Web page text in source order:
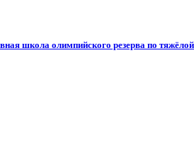
школа олимпийского резерва по